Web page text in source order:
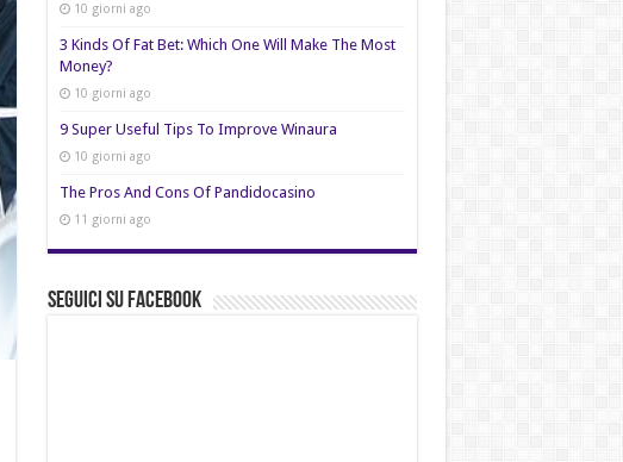
10 giorni ago
3 Kinds Of Fat Bet: Which One Will Make The Most
Money?
10 giorni ago
9 Super Useful Tips To Improve Winaura
10 giorni ago
The Pros And Cons Of Pandidocasino
11 giorni ago
Seguici su Facebook